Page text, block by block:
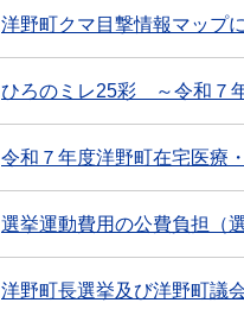
洋野町クマ目撃情報マップ
ひろのミレ25彩 ～令和７
令和７年度洋野町在宅医療
選挙運動費用の公費負担（
洋野町長選挙及び洋野町議